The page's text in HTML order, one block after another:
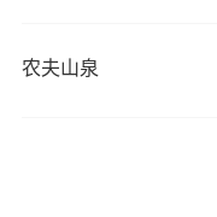
农夫山泉